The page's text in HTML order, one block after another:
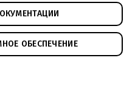
ОБЕСПЕЧЕНИЕ